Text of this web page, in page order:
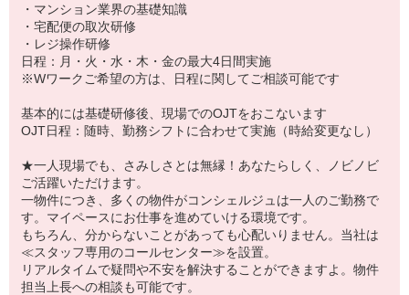
・マンション業界の基礎知識
・宅配便の取次研修
・レジ操作研修
日程：月・火・水・木・金の最大4日間実施
※Wワークご希望の方は、日程に関してご相談可能です
基本的には基礎研修後、現場でのOJTをおこないます
OJT日程：随時、勤務シフトに合わせて実施（時給変更なし）
★一人現場でも、さみしさとは無縁！あなたらしく、ノビノビ
ご活躍いただけます。
一物件につき、多くの物件がコンシェルジュは一人のご勤務で
す。マイペースにお仕事を進めていける環境です。
もちろん、分からないことがあっても心配いりません。当社は
≪スタッフ専用のコールセンター≫を設置。
リアルタイムで疑問や不安を解決することができますよ。物件
担当上長への相談も可能です。